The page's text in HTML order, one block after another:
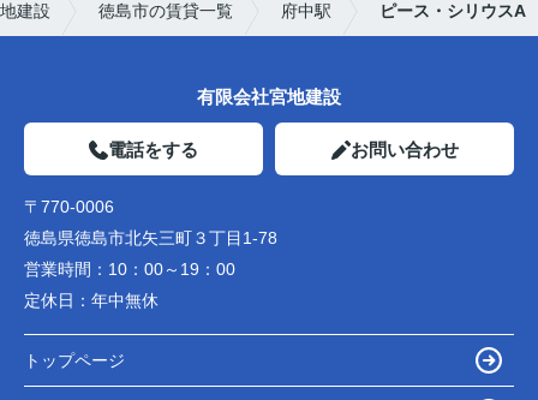
建設 徳島市の賃貸一覧 府中駅 ピース・シリウスA
有限会社宮地建設
電話をする お問い合わせ
〒770-0006
徳島県徳島市北矢三町３丁目1-78
営業時間： 10：00～19：00
定休日： 年中無休
トップページ